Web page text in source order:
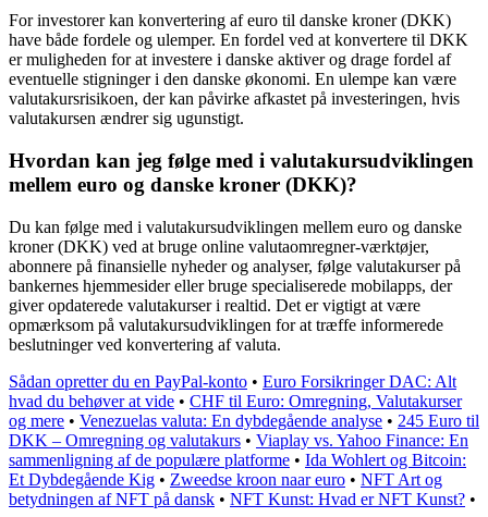
For investorer kan konvertering af euro til danske kroner (DKK)
have både fordele og ulemper. En fordel ved at konvertere til DKK
er muligheden for at investere i danske aktiver og drage fordel af
eventuelle stigninger i den danske økonomi. En ulempe kan være
valutakursrisikoen, der kan påvirke afkastet på investeringen, hvis
valutakursen ændrer sig ugunstigt.
Hvordan kan jeg følge med i valutakursudviklingen
mellem euro og danske kroner (DKK)?
Du kan følge med i valutakursudviklingen mellem euro og danske
kroner (DKK) ved at bruge online valutaomregner-værktøjer,
abonnere på finansielle nyheder og analyser, følge valutakurser på
bankernes hjemmesider eller bruge specialiserede mobilapps, der
giver opdaterede valutakurser i realtid. Det er vigtigt at være
opmærksom på valutakursudviklingen for at træffe informerede
beslutninger ved konvertering af valuta.
Sådan opretter du en PayPal-konto • Euro Forsikringer DAC: Alt
hvad du behøver at vide • CHF til Euro: Omregning, Valutakurser
og mere • Venezuelas valuta: En dybdegående analyse • 245 Euro til
DKK – Omregning og valutakurs • Viaplay vs. Yahoo Finance: En
sammenligning af de populære platforme • Ida Wohlert og Bitcoin:
Et Dybdegående Kig • Zweedse kroon naar euro • NFT Art og
betydningen af NFT på dansk • NFT Kunst: Hvad er NFT Kunst? •